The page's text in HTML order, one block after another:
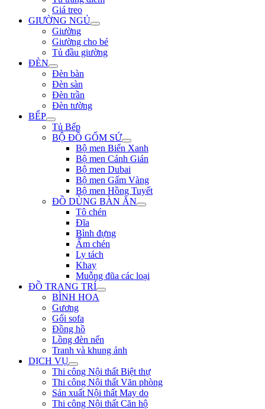
Giá treo
GIƯỜNG NGỦ
Giường
Giường cho bé
Tủ đầu giường
ĐÈN
Đèn bàn
Đèn sàn
Đèn trần
Đèn tường
BẾP
Tủ Bếp
BỘ ĐỒ GỐM SỨ
Bộ men Biển Xanh
Bộ men Cánh Gián
Bộ men Dubai
Bộ men Gấm Vàng
Bộ men Hồng Tuyết
ĐỒ DÙNG BÀN ĂN
Tô chén
Đĩa
Bình đựng
Ấm chén
Ly tách
Khay
Muỗng đũa các loại
ĐỒ TRANG TRÍ
BÌNH HOA
Gương
Gối sofa
Đồng hồ
Lồng đèn nến
Tranh và khung ảnh
DỊCH VỤ
Thi công Nội thất Biệt thự
Thi công Nội thất Văn phòng
Sản xuất Nội thất May do
Thi công Nội thất Căn hộ